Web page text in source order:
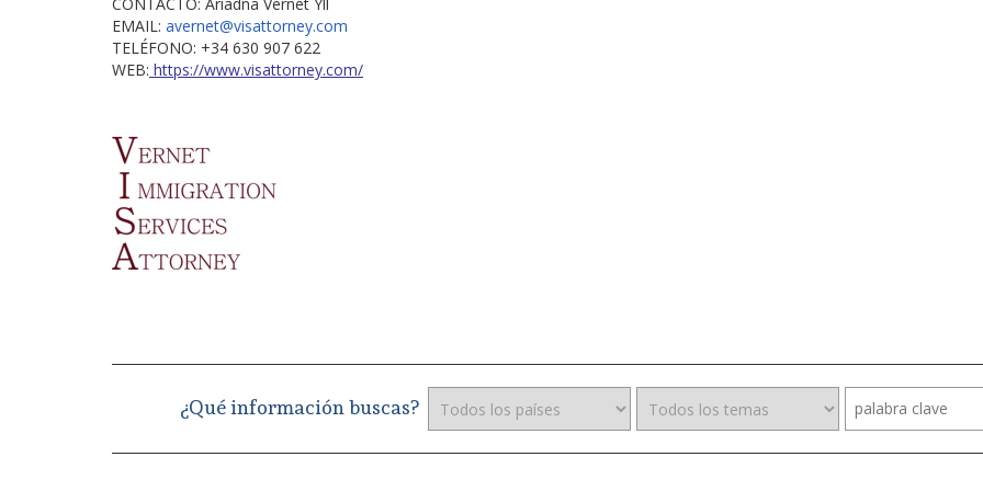
EMAIL: avernet@visattorney.com
TELÉFONO: +34 630 907 622
WEB: https://www.visattorney.com/
¿Qué información buscas?